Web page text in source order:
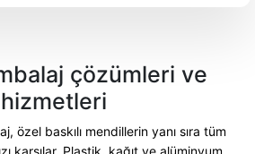
çözümleri ve
hizmetleri
özel baskılı mendillerin yanı sıra tüm